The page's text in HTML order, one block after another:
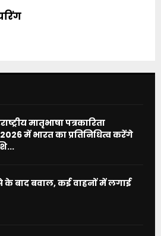
मातृभाषा पत्रकारिता
में भारत का प्रतिनिधित्व करेंगे
के बाद बवाल, कई वाहनों में लगाई